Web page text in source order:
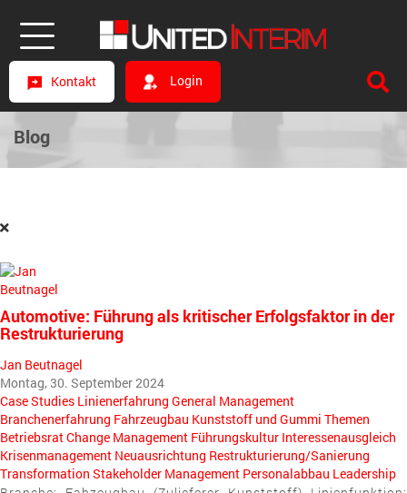
Kontakt Login
Blog
Automotive: Führung als kritischer Erfolgsfaktor in der
Restrukturierung
Jan Beutnagel
Montag, 30. September 2024
Case Studies Linienerfahrung General Management
Branchenerfahrung Fahrzeugbau Kunststoff und Gummi Themen
BetriebsratChange Management Führungskultur Interessenausgleich
Krisenmanagement Neuausrichtung Restrukturierung/Sanierung
Transformation Stakeholder Management Personalabbau Leadership